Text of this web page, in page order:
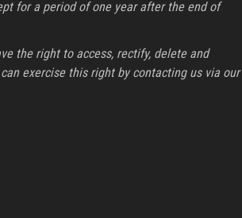
for a period of one year after the end of
the right to access, rectify, delete and
exercise this right by contacting us via our